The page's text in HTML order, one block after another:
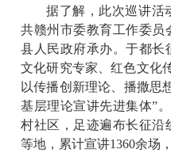
据了解，此次巡讲活
共赣州市委教育工作委员
县人民政府承办。于都长
文化研究专家、红色文化
以传播创新理论、播撒思
基层理论宣讲先进集体”
村社区，足迹遍布长征沿
等地，累计宣讲1360余场